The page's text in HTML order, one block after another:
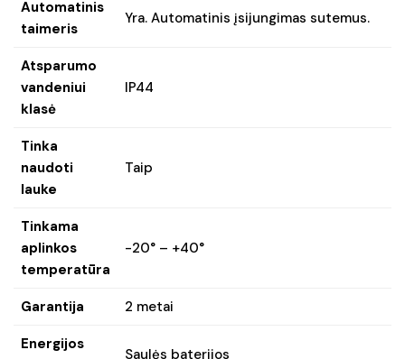
Automatinis
taimeris
Yra. Automatinis įsijungimas sutemus.
Atsparumo
vandeniui
klasė
IP44
Tinka
naudoti
lauke
Taip
Tinkama
aplinkos
temperatūra
-20° – +40°
Garantija 2 metai
Energijos
Saulės baterijos